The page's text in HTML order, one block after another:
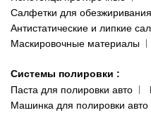
Салфетки для
Антистатические и липкие
Маскировочные материалы
Системы полировки :
Паста для полировки авто
Машинка для полировки авто